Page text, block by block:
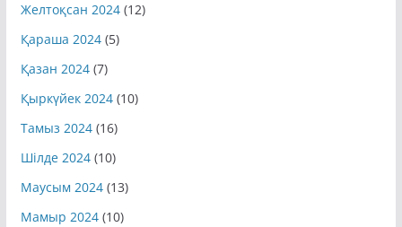
Желтоқсан 2024(12)
Қараша 2024(5)
Қазан 2024(7)
Қыркүйек 2024(10)
Тамыз 2024(16)
Шілде 2024(10)
Маусым 2024(13)
Мамыр 2024(10)